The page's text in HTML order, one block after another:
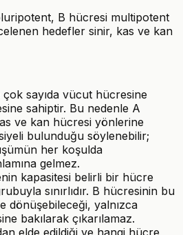
B hücresi multipotent
hedefler sinir, kas ve kan
sayıda vücut hücresine
sahiptir. Bu nedenle A
ve kan hücresi yönlerine
bulunduğu söylenebilir;
her koşulda
gelmez.
kapasitesi belirli bir hücre
sınırlıdır. B hücresinin bu
dönüşebileceği, yalnızca
bakılarak çıkarılamaz.
elde edildiği ve hangi hücre